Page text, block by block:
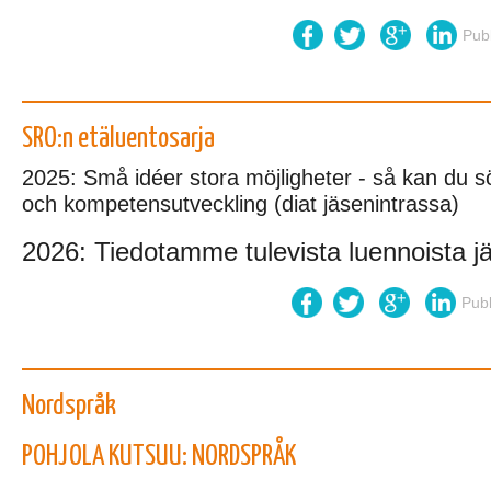
SRO:n etäluentosarja
2025: Små idéer stora möjligheter - så kan du
och kompetensutveckling (diat jäsenintrassa)
2026: Tiedotamme tulevista luennoista
Nordspråk
POHJOLA KUTSUU: NORDSPRÅK